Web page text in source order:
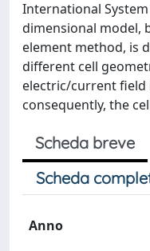
International
dimensional model,
element method, is
different cell
electric/current field
consequently, the
Scheda breve
Scheda
Anno